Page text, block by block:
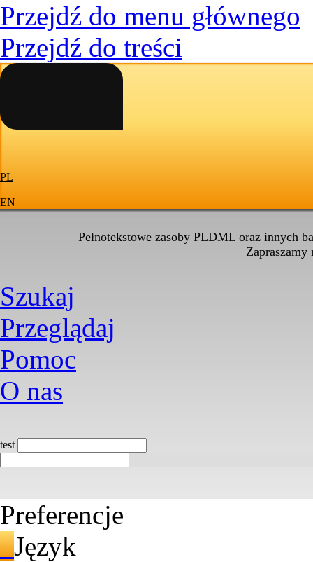
Przejdź do menu głównego
Przejdź do treści
PL
|
EN
Pełnotekstowe zasoby PLDML oraz innych
Zapraszamy
Szukaj
Przeglądaj
Pomoc
O nas
test
Preferencje
Język